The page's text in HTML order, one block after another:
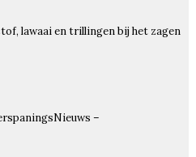
lawaai en trillingen bij het zagen
–